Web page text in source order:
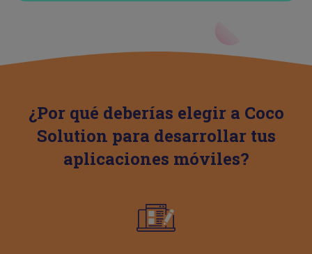
¿Por qué deberías elegir a Coco
Solution para desarrollar tus
aplicaciones móviles?